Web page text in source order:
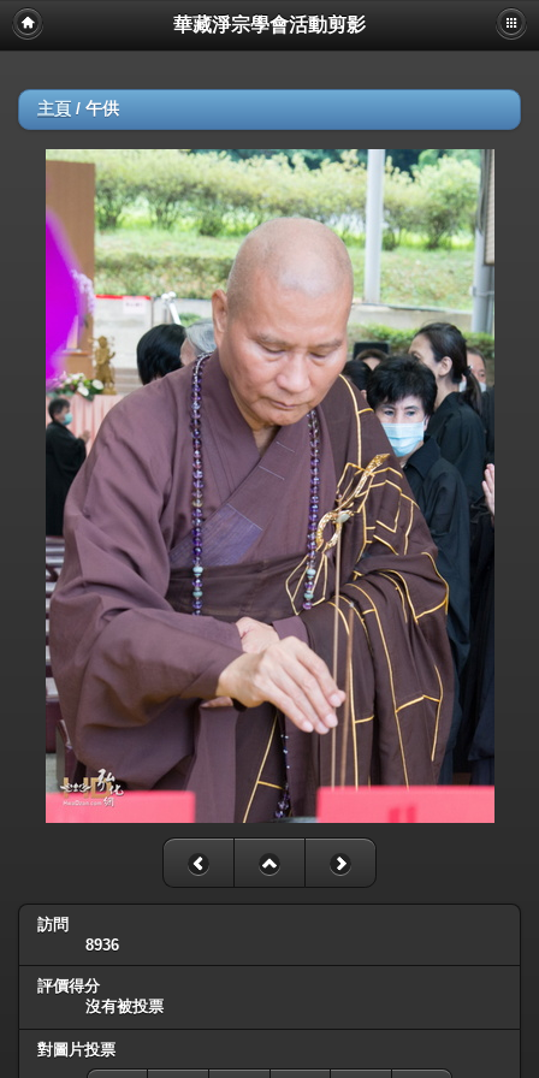
華藏淨宗學會活動剪影
主頁 / 午供
訪問
8936
評價得分
沒有被投票
對圖片投票